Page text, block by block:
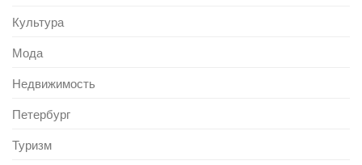
Культура
Мода
Недвижимость
Петербург
Туризм